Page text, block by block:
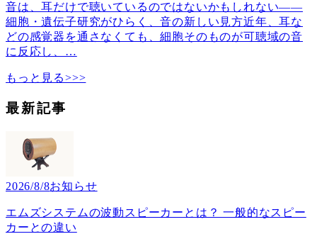
音は、耳だけで聴いているのではないかもしれない――
細胞・遺伝子研究がひらく、音の新しい見方近年、耳な
どの感覚器を通さなくても、細胞そのものが可聴域の音
に反応し、 …
もっと見る>>>
最新記事
2026/8/8お知らせ
エムズシステムの波動スピーカーとは？ 一般的なスピー
カーとの違い